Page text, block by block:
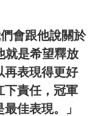
會跟他說關於
就是希望釋放
再表現得更好
下責任，冠軍
佳表現。」